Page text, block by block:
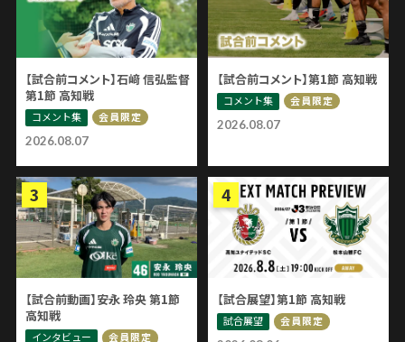
2026.08.07
【試合前コメント】石﨑 信弘監督
第1節 高知戦
コメント集 会員限定
2026.08.07
【試合前コメント】第1節 高知戦
コメント集 会員限定
【試合前動画】安永 玲央 第1節
高知戦
インタビュー 会員限定
【試合展望】第1節 高知戦
試合展望 会員限定